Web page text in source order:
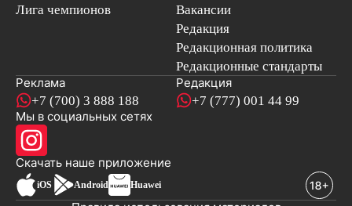
Лига чемпионов
Вакансии
Редакция
Редакционная политика
Редакционные стандарты
Реклама
+7 (700) 3 888 188
Редакция
+7 (777) 001 44 99
Мы в социальных сетях
Скачать наше приложениеновостей
iOS Android Huawei